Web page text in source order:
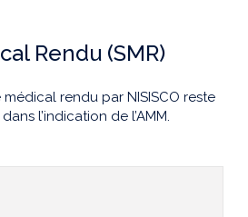
Rendu (SMR)
médical rendu par NISISCO reste
l’indication de l’AMM.